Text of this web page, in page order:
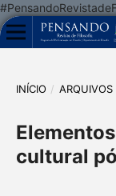
INÍCIO / ARQUIVOS
cultural